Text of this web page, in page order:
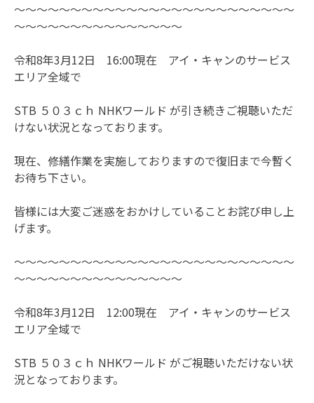
～～～～～～～～～～～～～～～～～～～～～～～～～
～～～～～～～～～～～～～～～
令和8年3月12日 16:00現在 アイ・キャンのサービス
エリア全域で
STB ５０３ｃｈ NHKワールド が引き続きご視聴いただ
けない状況となっております。
現在、修繕作業を実施しておりますので復旧まで今暫く
お待ち下さい。
皆様には大変ご迷惑をおかけしていることお詫び申し上
げます。
～～～～～～～～～～～～～～～～～～～～～～～～～
～～～～～～～～～～～～～～～
令和8年3月12日 12:00現在 アイ・キャンのサービス
エリア全域で
STB ５０３ｃｈ NHKワールド がご視聴いただけない状
況となっております。